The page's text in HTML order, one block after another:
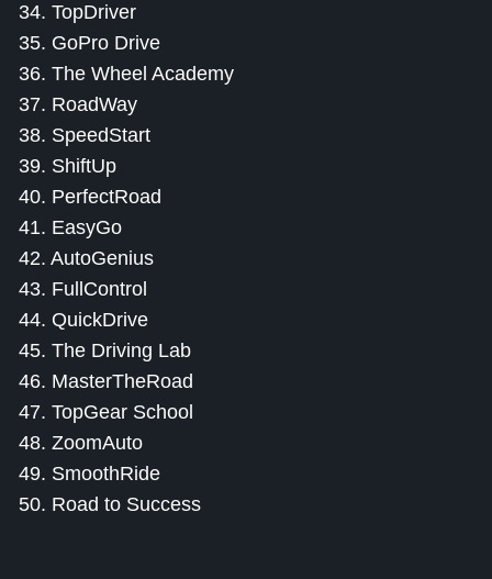
34. TopDriver
35. GoPro Drive
36. The Wheel Academy
37. RoadWay
38. SpeedStart
39. ShiftUp
40. PerfectRoad
41. EasyGo
42. AutoGenius
43. FullControl
44. QuickDrive
45. The Driving Lab
46. MasterTheRoad
47. TopGear School
48. ZoomAuto
49. SmoothRide
50. Road to Success